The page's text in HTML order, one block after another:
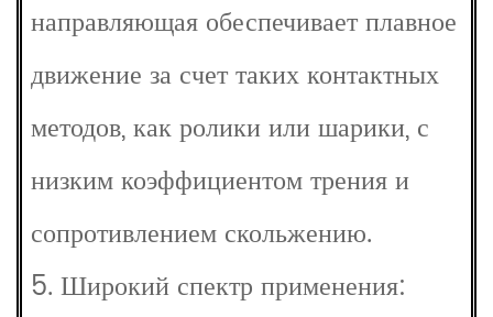
направляющая обеспечивает плавное
движение за счет таких контактных
методов, как ролики или шарики, с
низким коэффициентом трения и
сопротивлением скольжению.
5. Широкий спектр применения: